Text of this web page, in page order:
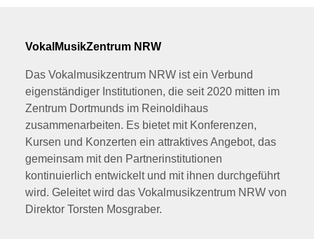
VokalMusikZentrum NRW
Das Vokalmusikzentrum NRW ist ein Verbund
eigenständiger Institutionen, die seit 2020 mitten im
Zentrum Dortmunds im Reinoldihaus
zusammenarbeiten. Es bietet mit Konferenzen,
Kursen und Konzerten ein attraktives Angebot, das
gemeinsam mit den Partnerinstitutionen
kontinuierlich entwickelt und mit ihnen durchgeführt
wird. Geleitet wird das Vokalmusikzentrum NRW von
Direktor Torsten Mosgraber.